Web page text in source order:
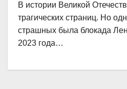
В истории Великой
трагических страниц. Но
страшных была блокада
2023 года…